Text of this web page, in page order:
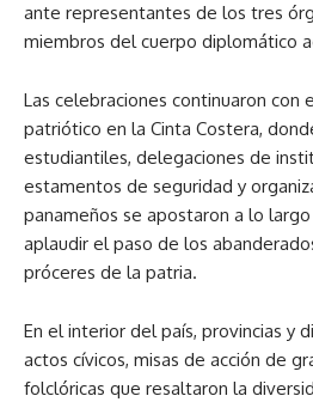
ante representantes de los tres
miembros del cuerpo diplomático
Las celebraciones continuaron con
patriótico en la Cinta Costera,
estudiantiles, delegaciones de
estamentos de seguridad y
panameños se apostaron a lo
aplaudir el paso de los
próceres de la patria.
En el interior del país, provincias y
actos cívicos, misas de acción de
folclóricas que resaltaron la